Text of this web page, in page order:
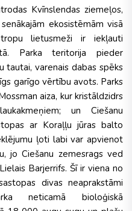
Kvīnslendas ziemeļos,
ekosistēmām visā
lietusmeži ir iekļauti
Parka teritorija pieder
tautai, varenais dabas spēks
garīgo vērtību avots. Parks
aiza, kur kristāldzidrs
un Ciešanu
ar Koraļļu jūras balto
ļoti labi var apvienot
jo Ciešanu zemesrags ved
Barjerrifs. Šī ir viena no
divas neaprakstāmi
neticamā bioloģiskā